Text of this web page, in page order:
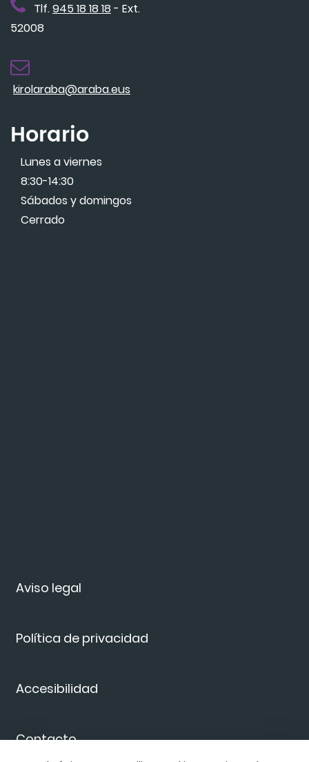
Aviso legal
Política de privacidad
Accesibilidad
Contacto
Tlf.945 18 18 18 - Ext.
52008
kirolaraba@araba.eus
Horario
Lunes a viernes
8:30-14:30
Sábados y domingos
Cerrado